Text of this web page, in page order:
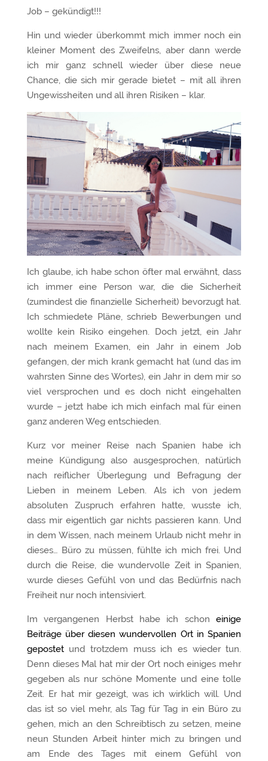
Job – gekündigt!!!
Hin und wieder überkommt mich immer noch ein
kleiner Moment des Zweifelns, aber dann werde
ich mir ganz schnell wieder über diese neue
Chance, die sich mir gerade bietet – mit all ihren
Ungewissheiten und all ihren Risiken – klar.
Ich glaube, ich habe schon öfter mal erwähnt, dass
ich immer eine Person war, die die Sicherheit
(zumindest die finanzielle Sicherheit) bevorzugt hat.
Ich schmiedete Pläne, schrieb Bewerbungen und
wollte kein Risiko eingehen. Doch jetzt, ein Jahr
nach meinem Examen, ein Jahr in einem Job
gefangen, der mich krank gemacht hat (und das im
wahrsten Sinne des Wortes), ein Jahr in dem mir so
viel versprochen und es doch nicht eingehalten
wurde – jetzt habe ich mich einfach mal für einen
ganz anderen Weg entschieden.
Kurz vor meiner Reise nach Spanien habe ich
meine Kündigung also ausgesprochen, natürlich
nach reiflicher Überlegung und Befragung der
Lieben in meinem Leben. Als ich von jedem
absoluten Zuspruch erfahren hatte, wusste ich,
dass mir eigentlich gar nichts passieren kann. Und
in dem Wissen, nach meinem Urlaub nicht mehr in
dieses… Büro zu müssen, fühlte ich mich frei. Und
durch die Reise, die wundervolle Zeit in Spanien,
wurde dieses Gefühl von und das Bedürfnis nach
Freiheit nur noch intensiviert.
Im vergangenen Herbst habe ich schoneinige
Beiträge über diesen wundervollen Ort in Spanien
gepostetund trotzdem muss ich es wieder tun.
Denn dieses Mal hat mir der Ort noch einiges mehr
gegeben als nur schöne Momente und eine tolle
Zeit. Er hat mir gezeigt, was ich wirklich will. Und
das ist so viel mehr, als Tag für Tag in ein Büro zu
gehen, mich an den Schreibtisch zu setzen, meine
neun Stunden Arbeit hinter mich zu bringen und
am Ende des Tages mit einem Gefühl von